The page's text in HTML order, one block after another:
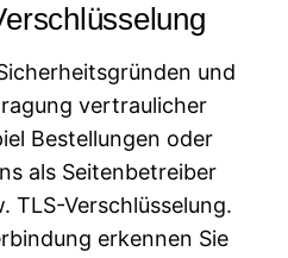
und
vertraulicher
Bestellungen oder
als Seitenbetreiber
TLS-Verschlüsselung.
erkennen Sie